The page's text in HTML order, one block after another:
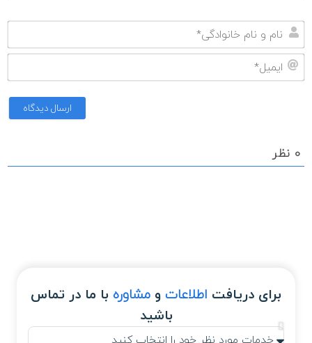
و
0 نظر
برای دریافت اطلاعاتو مشاوره با ما در تماس
باشید